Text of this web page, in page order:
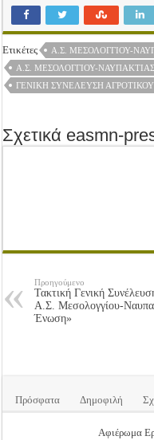
Ετικέτες
Α.Σ. ΜΕΣΟΛΟΓΓΙΟΥ-
Α.Σ. ΜΕΣΟΛΟΓΓΊΟΥ-
ΓΕΝΙΚΉ ΣΥΝΈΛΕΥΣΗ
Σχετικά easmn-
Προηγούμενο
Τακτική Γενική
Α.Σ. Μεσολογγίου-
Ένωση»
Πρόσφατα Δημοφιλή
Αφιέρωμα